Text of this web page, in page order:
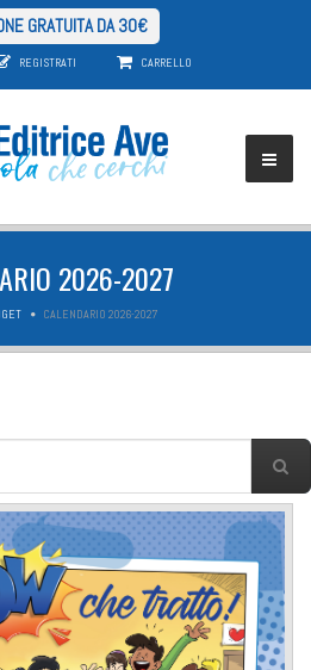
GRATUITA DA 30€
REGISTRATI CARRELLO
2026-2027
CALENDARIO 2026-2027